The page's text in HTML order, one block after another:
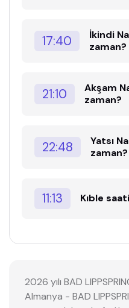
17:40
İkindi
zaman?
21:10
Akşam
zaman?
22:48
Yatsı
zaman?
11:13 Kıble
2026 yılı BAD
Almanya - BAD